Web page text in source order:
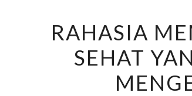
RAHASIA
SEHAT